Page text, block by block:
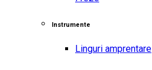
Instrumente
Linguri amprentare